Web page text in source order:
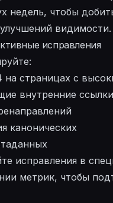
недель, чтобы
видимости.
исправления
страницах с
внутренние ссылки
канонических
исправления в
метрик, чтобы